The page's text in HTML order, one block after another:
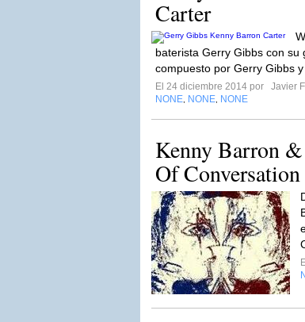
Carter
baterista Gerry Gibbs con
compuesto por Gerry Gibbs
El 24 diciembre 2014 por
Javier
NONE NONE NONE
Kenny Barron
Of Conversation